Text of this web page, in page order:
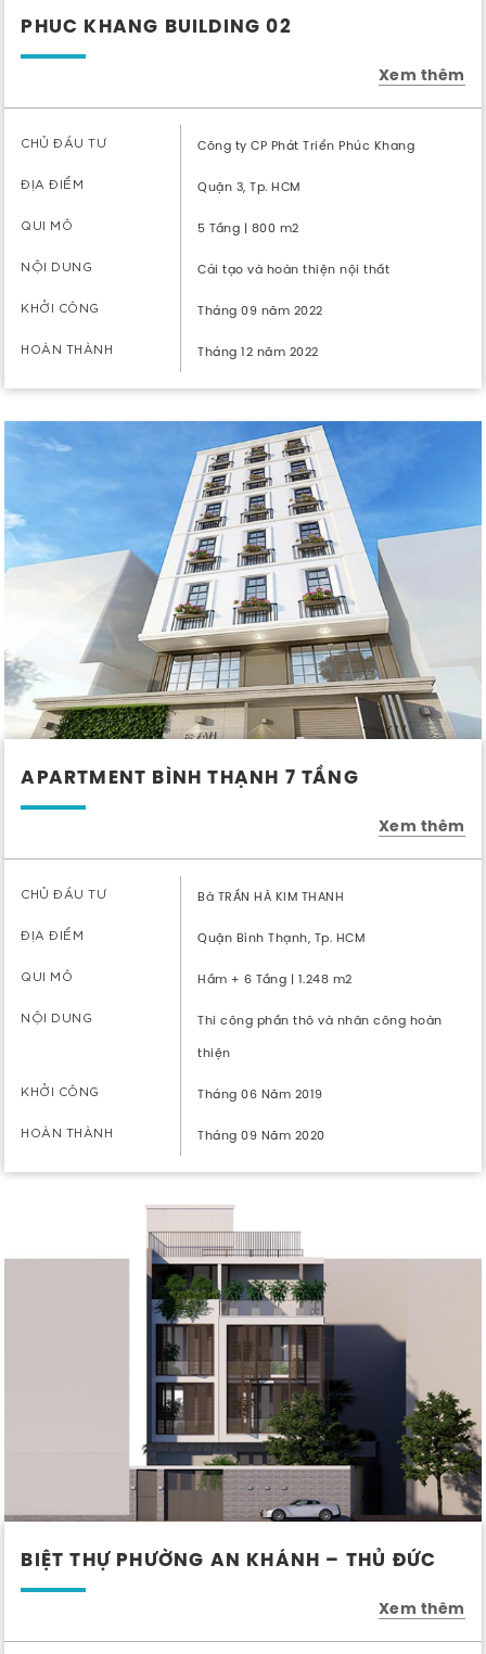
PHUC KHANG BUILDING 02
Xem thêm
CHỦ ĐẦU TƯ Công ty CP Phát Triển Phúc Khang
ĐỊA ĐIỂM Quận 3, Tp. HCM
QUI MÔ 5 Tầng | 800 m2
NỘI DUNG Cải tạo và hoàn thiện nội thất
KHỞI CÔNG Tháng 09 năm 2022
HOÀN THÀNH Tháng 12 năm 2022
APARTMENT BÌNH THẠNH 7 TẦNG
Xem thêm
CHỦ ĐẦU TƯ Bà TRẦN HÀ KIM THANH
ĐỊA ĐIỂM Quận Bình Thạnh, Tp. HCM
QUI MÔ Hầm + 6 Tầng | 1.248 m2
NỘI DUNG
Thi công phần thô và nhân công hoàn
thiện
KHỞI CÔNG Tháng 06 Năm 2019
HOÀN THÀNH Tháng 09 Năm 2020
BIỆT THỰ PHƯỜNG AN KHÁNH – THỦ ĐỨC
Xem thêm